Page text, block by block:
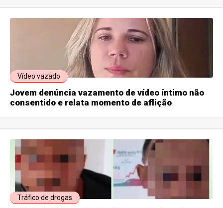
Vídeo vazado
Jovem denúncia vazamento de vídeo íntimo não
consentido e relata momento de aflição
Tráfico de drogas